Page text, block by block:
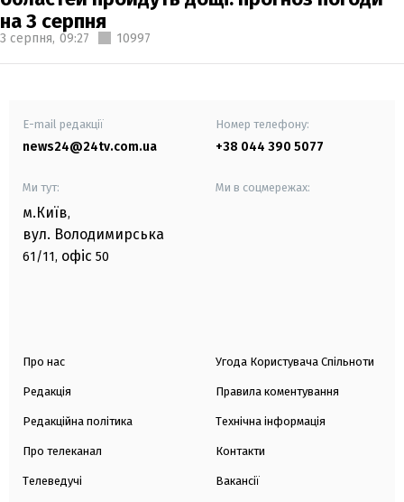
на 3 серпня
3 серпня, 09:27 10997
E-mail редакції
news24@24tv.com.ua
Номер телефону:
+38 044 390 5077
Ми тут:
м.Київ,
вул. Володимирська
61/11, офіс 50
Ми в соцмережах:
Про нас
Редакція
Редакційна політика
Про телеканал
Телеведучі
Угода Користувача Спільноти
Правила коментування
Технічна інформація
Контакти
Вакансії